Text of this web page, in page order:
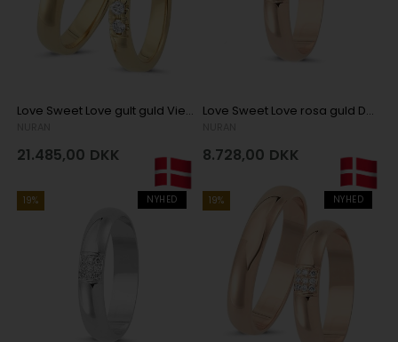
Love Sweet Love gult guld Vielsesringe med 5 x 0,04 ct stk diamanter Wesselton VS
21.485,00 DKK
Love Sweet Love rosa guld Damering med 9 stk diamanter Wesselton SI
8.728,00 DKK
NYHED
19% NYHED
19%